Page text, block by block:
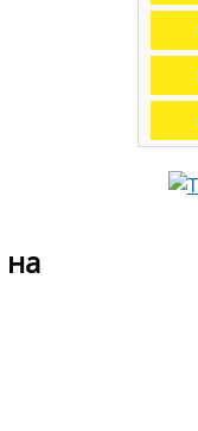
на